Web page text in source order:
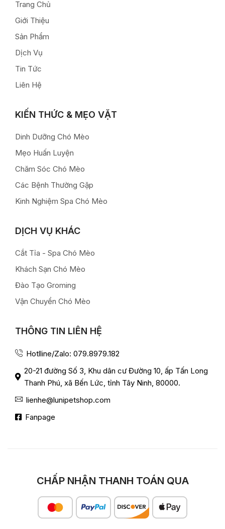
Trang Chủ
Giới Thiệu
Sản Phẩm
Dịch Vụ
Tin Tức
Liên Hệ
KIẾN THỨC & MẸO VẶT
Dinh Dưỡng Chó Mèo
Mẹo Huấn Luyện
Chăm Sóc Chó Mèo
Các Bệnh Thường Gặp
Kinh Nghiệm Spa Chó Mèo
DỊCH VỤ KHÁC
Cắt Tỉa - Spa Chó Mèo
Khách Sạn Chó Mèo
Đào Tạo Groming
Vận Chuyển Chó Mèo
THÔNG TIN LIÊN HỆ
Hotlline/Zalo: 079.8979.182
20-21 đường Số 3, Khu dân cư Đường 10, ấp Tấn Long
Thanh Phú, xã Bến Lức, tỉnh Tây Ninh, 80000.
lienhe@lunipetshop.com
Fanpage
CHẤP NHẬN THANH TOÁN QUA